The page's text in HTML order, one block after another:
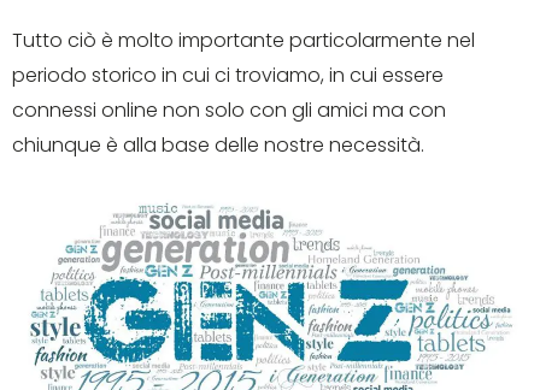
Tutto ciò è molto importante particolarmente nel
periodo storico in cui ci troviamo, in cui essere
connessi online non solo con gli amici ma con
chiunque è alla base delle nostre necessità.